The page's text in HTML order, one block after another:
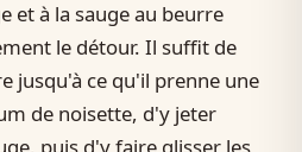
et à la sauge au beurre
le détour. Il suffit de
jusqu'à ce qu'il prenne une
de noisette, d'y jeter